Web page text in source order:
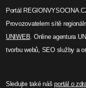
Portál
Provozovatelem sítě
UNIWEB . Online agentura
tvorbu webů, SEO služby a
Sledujte také nášportál o